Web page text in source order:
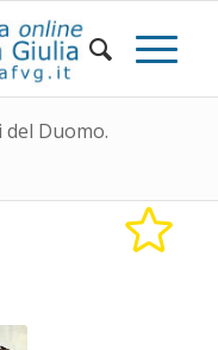
del Duomo.